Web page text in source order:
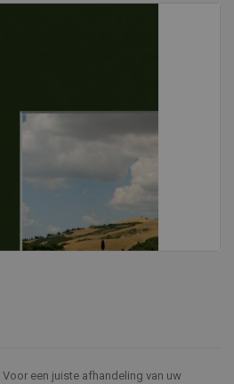
Voor een juiste afhandeling van uw